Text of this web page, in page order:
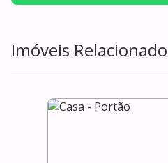
Imóveis